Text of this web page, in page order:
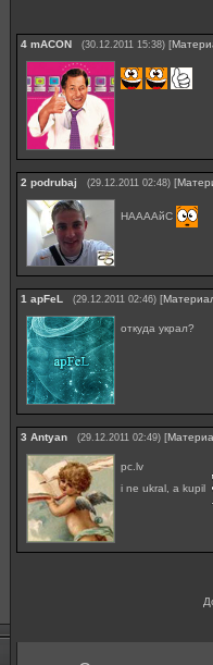
4 mACON (30.12.2011 15:38) [
2 podrubaj (29.12.2011 02:48) [
НААААйС
1 apFeL (29.12.2011 02:46) [
откуда украл?
3 Antyan (29.12.2011 02:49) [
pc.lv
i ne ukral, a kupil